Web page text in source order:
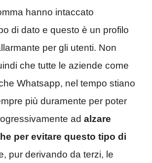
hanno intaccato
di dato e questo è un profilo
per gli utenti. Non
che tutte le aziende come
Whatsapp, nel tempo stiano
più duramente per poter
ad alzare
per evitare questo tipo di
pur derivando da terzi, le